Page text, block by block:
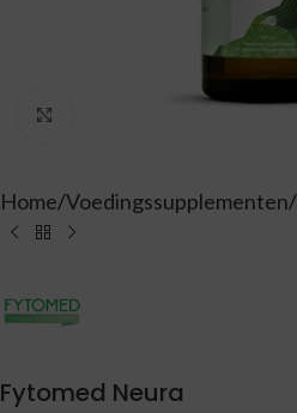
Home Voedingssupplementen
Fytomed Neura